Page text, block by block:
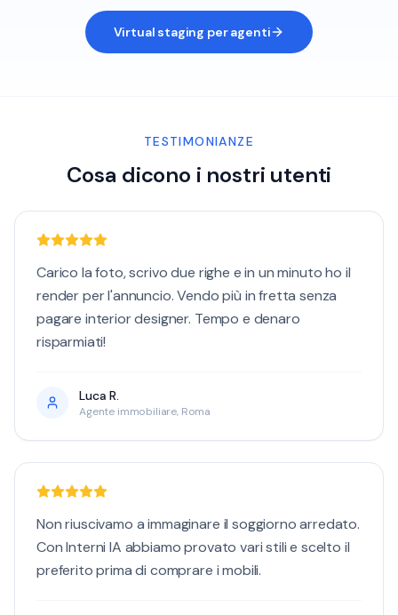
Virtual staging per agenti
TESTIMONIANZE
Cosa dicono i nostri utenti
Carico la foto, scrivo due righe e in un minuto ho il
render per l'annuncio. Vendo più in fretta senza
pagare interior designer. Tempo e denaro
risparmiati!
Luca R.
Agente immobiliare, Roma
Non riuscivamo a immaginare il soggiorno arredato.
Con Interni IA abbiamo provato vari stili e scelto il
preferito prima di comprare i mobili.